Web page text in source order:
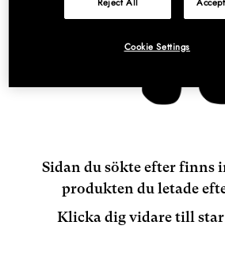
Sidan du sökte efter finns
produkten du letade
Klicka dig vidare till
Cookie Settings